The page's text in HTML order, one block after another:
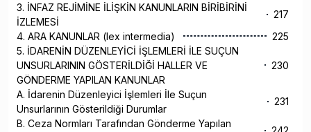
3. İNFAZ REJİMİNE İLİŞKİN KANUNLARIN BİRİBİRİNİ
İZLEMESİ
217
4. ARA KANUNLAR (lex intermedia)
225
5. İDARENİN DÜZENLEYİCİ İŞLEMLERİ İLE SUÇUN
UNSURLARININ GÖSTERİLDİĞİ HALLER VE
GÖNDERME YAPILAN KANUNLAR
230
A. İdarenin Düzenleyici İşlemleri İle Suçun
Unsurlarının Gösterildiği Durumlar
231
B. Ceza Normları Tarafından Gönderme Yapılan